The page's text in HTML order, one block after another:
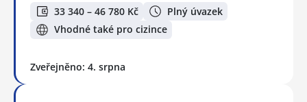
33 340 – 46 780 Kč
Plný úvazek
Vhodné také pro cizince
Zveřejněno: 4. srpna